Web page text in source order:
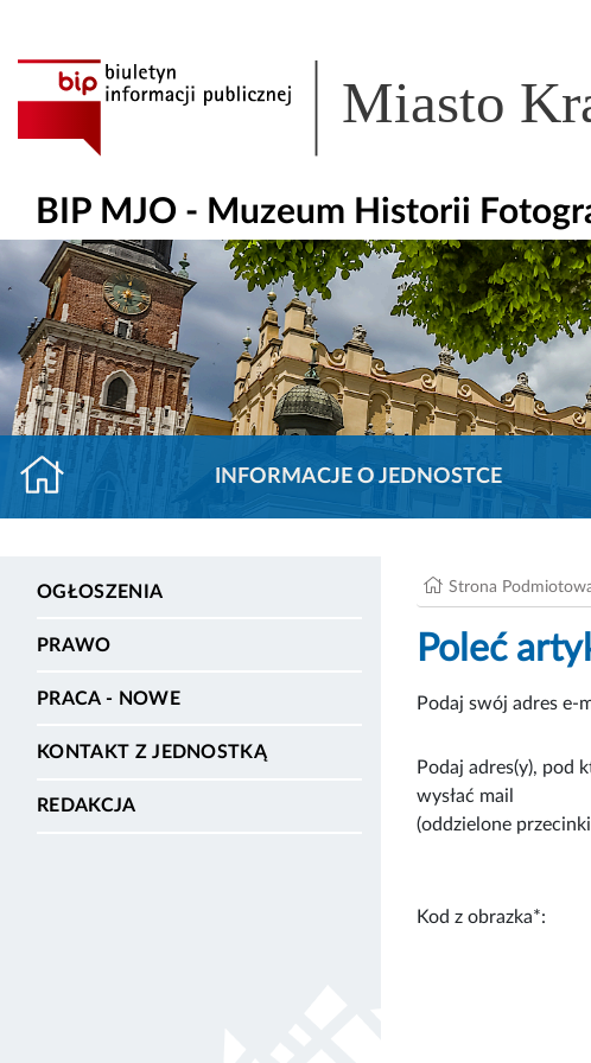
Miasto
BIP MJO - Muzeum Historii
INFORMACJE O JEDNOSTCE
OGŁOSZENIA
PRAWO
PRACA - NOWE
KONTAKT Z JEDNOSTKĄ
REDAKCJA
Strona
Poleć
Podaj swój adres e-
Podaj adres(y), pod
wysłać mail
(oddzielone
Kod z obrazka*: